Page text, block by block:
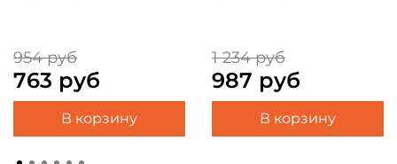
954 руб
763 руб
В корзину
1 234 руб
987 руб
В корзину